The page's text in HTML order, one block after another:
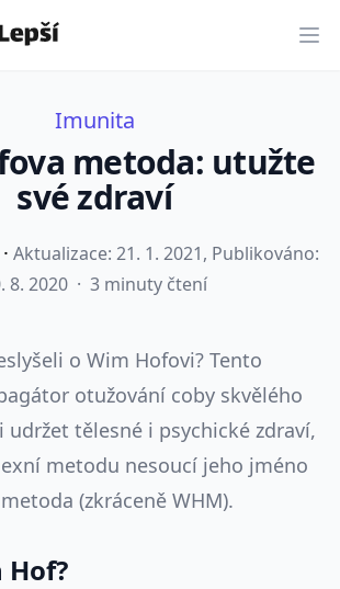
Imunita
metoda: utužte
své zdraví
· Aktualizace: 21. 1. 2021, Publikováno:
8. 2020 · 3 minuty čtení
o Wim Hofovi? Tento
otužování coby skvělého
udržet tělesné i psychické zdraví,
metodu nesoucí jeho jméno
(zkráceně WHM).
Hof?